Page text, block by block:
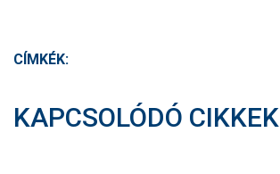
CÍMKÉK:
KAPCSOLÓDÓ CIKKEK